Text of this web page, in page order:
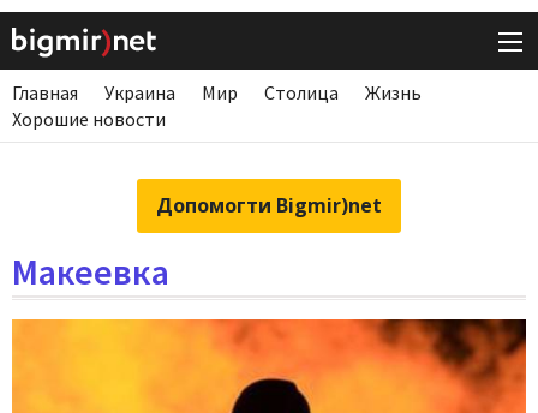
Главная Украина Мир Столица
Жизнь
Хорошие новости
Допомогти Bigmir)net
Макеевка